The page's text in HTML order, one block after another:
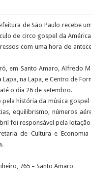
na caixa dentro da geladeira
à aprendizagem usadas por
Primeira Infância
de São Paulo recebe
de circo gospel da América
com uma hora de
em Santo Amaro, Alfredo
na Lapa, e Centro de
o dia 26 de setembro.
pela história da música
equilibrismo, números
foi responsável pela
de Cultura e
765 – Santo Amaro